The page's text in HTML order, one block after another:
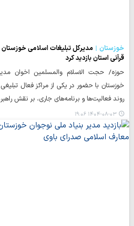
خوزستان
مدیرکل تبلیغات اسلامی
قرآنی استان بازدید کرد
حوزه/ حجت الاسلام والمسلمین اخوان
خوزستان با حضور در یکی از مراکز فعال
روند فعالیت‌ها و برنامه‌های جاری، بر نقش
۱۴۰۴-۰۸-۰۳ ۱۹:۰۶